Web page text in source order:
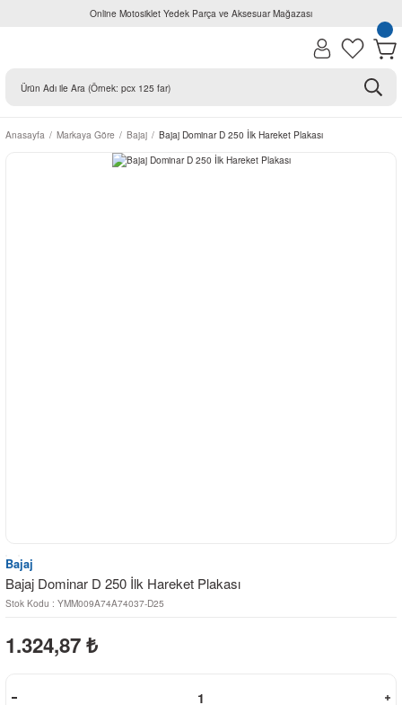
Online Motosiklet Yedek Parça ve Aksesuar Mağazası
Anasayfa Markaya Göre Bajaj Bajaj Dominar D 250 İlk Hareket Plakası
Bajaj
Bajaj Dominar D 250 İlk Hareket Plakası
Stok Kodu : YMM009A74A74037-D25
1.324,87 ₺